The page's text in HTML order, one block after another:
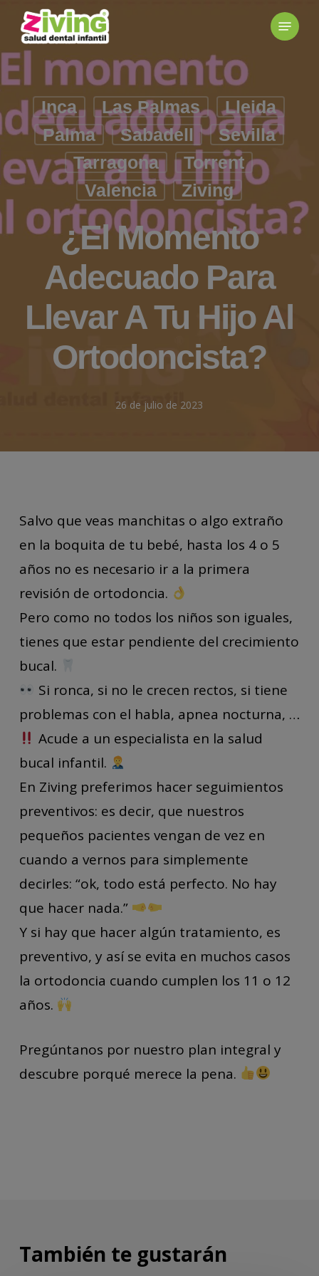
Skip
main
content
Inca Las Palmas
Lleida
Palma
Sabadell
Sevilla
Tarragona
Torrent
Valencia
Ziving
¿El Momento
Adecuado Para
Llevar A Tu Hijo Al
Ortodoncista?
26 de julio de 2023
Salvo que veas manchitas o algo extraño
en la boquita de tu bebé, hasta los 4 o 5
años no es necesario ir a la primera
revisión de ortodoncia.
Pero como no todos los niños son iguales,
tienes que estar pendiente del crecimiento
bucal.
Si ronca, si no le crecen rectos, si tiene
problemas con el habla, apnea nocturna, …
Acude a un especialista en la salud
bucal infantil.
En Ziving preferimos hacer seguimientos
preventivos: es decir, que nuestros
pequeños pacientes vengan de vez en
cuando a vernos para simplemente
decirles: “ok, todo está perfecto. No hay
que hacer nada.”
Y si hay que hacer algún tratamiento, es
preventivo, y así se evita en muchos casos
la ortodoncia cuando cumplen los 11 o 12
años.
Pregúntanos por nuestro plan integral y
descubre porqué merece la pena.
También te gustarán